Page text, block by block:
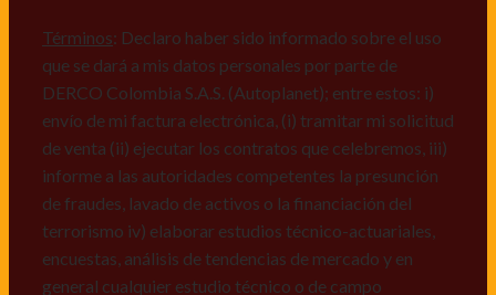
Términos: Declaro haber sido informado sobre el uso
que se dará a mis datos personales por parte de
DERCO Colombia S.A.S. (Autoplanet); entre estos: i)
envío de mi factura electrónica, (i) tramitar mi solicitud
de venta (ii) ejecutar los contratos que celebremos, iii)
informe a las autoridades competentes la presunción
de fraudes, lavado de activos o la financiación del
terrorismo iv) elaborar estudios técnico-actuariales,
encuestas, análisis de tendencias de mercado y en
general cualquier estudio técnico o de campo